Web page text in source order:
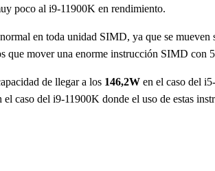
poco al i9-11900K en rendimiento.
en toda unidad SIMD, ya que se
que mover una enorme instrucción SIMD
de llegar a los 146,2W en el caso del
caso del i9-11900K donde el uso de estas